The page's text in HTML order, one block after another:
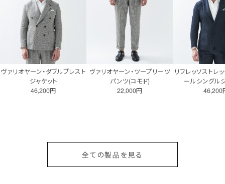
ヴァリオヤーン・ダブルブレスト
ジャケット
46,200円
ヴァリオヤーン・ツープリーツ
パンツ(コモド)
22,000円
リフレッソストレ
ールシングル
46,200
全ての製品を見る